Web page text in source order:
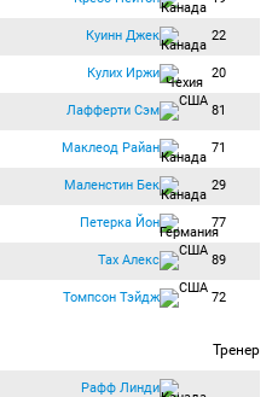
Куинн Джек 22
Кулих Иржи 20
Лафферти Сэм 81
Маклеод Райан 71
Маленстин Бек 29
Петерка Йон 77
Тах Алекс 89
Томпсон Тэйдж 72
Тренер
Рафф Линди